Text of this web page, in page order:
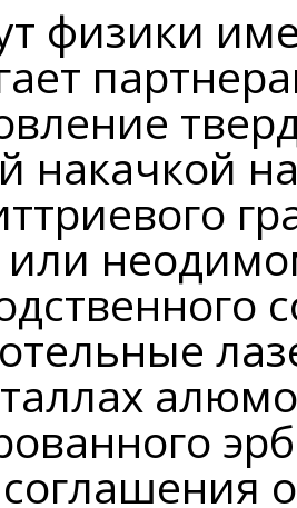
физики
накачкой